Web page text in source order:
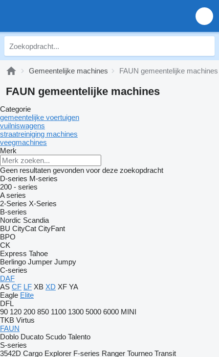
Gemeentelijke machines FAUN gemeentelijke machines
FAUN gemeentelijke machines
Categorie
gemeentelijke voertuigen
vuilniswagens
straatreiniging machines
veegmachines
Merk
Geen resultaten gevonden voor deze zoekopdracht
D-series M-series
200 - series
A series
2-Series X-Series
B-series
Nordic Scandia
BU CityCat CityFant
BPO
CK
Express Tahoe
Berlingo Jumper Jumpy
C-series
DAF
AS CF LF XB XD XF YA
Eagle Elite
DFL
90 120 200 850 1100 1300 5000 6000 MINI
TKB Virtus
FAUN
Doblo Ducato Scudo Talento
S-series
3542D Cargo Explorer F-series Ranger Tourneo Transit